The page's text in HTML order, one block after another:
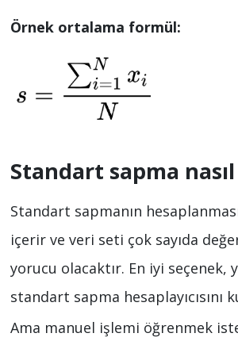
Örnek ortalama formül:
Standart sapma
Standart sapmanın
içerir ve veri seti çok sayıda
yorucu olacaktır. En iyi seçenek,
standart sapma hesaplayıcısını
Ama manuel işlemi öğrenmek